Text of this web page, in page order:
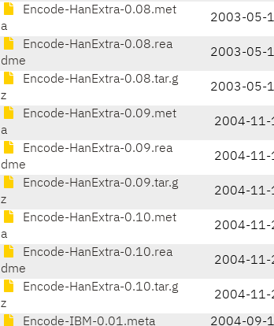
Encode-HanExtra-0.08.met
a
2003-05-
Encode-HanExtra-0.08.rea
dme
2003-05-
Encode-HanExtra-0.08.tar.g
z
2003-05-
Encode-HanExtra-0.09.met
a
2004-11-
Encode-HanExtra-0.09.rea
dme
2004-11-
Encode-HanExtra-0.09.tar.g
z
2004-11-
Encode-HanExtra-0.10.met
a
2004-11-
Encode-HanExtra-0.10.rea
dme
2004-11-
Encode-HanExtra-0.10.tar.g
z
2004-11-
Encode-IBM-0.01.meta 2004-09-